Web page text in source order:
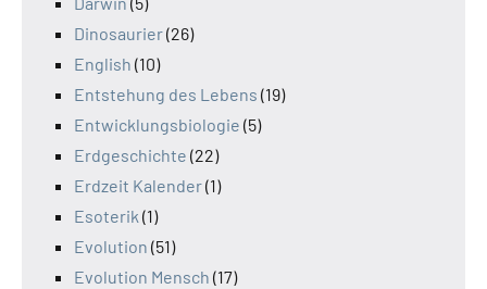
Dinosaurier(26)
English (10)
Entstehung des Lebens (19)
Entwicklungsbiologie (5)
Erdgeschichte (22)
Erdzeit Kalender(1)
Esoterik (1)
Evolution (51)
Evolution Mensch (17)